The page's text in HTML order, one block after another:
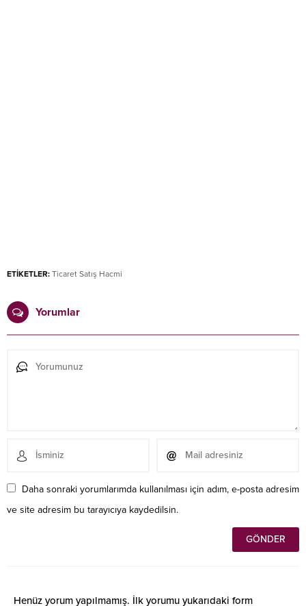
ETİKETLER: Ticaret Satış Hacmi
Yorumlar
Daha sonraki yorumlarımda kullanılması için adım, e-posta adresim
ve site adresim bu tarayıcıya kaydedilsin.
Henüz yorum yapılmamış. İlk yorumu yukarıdaki form